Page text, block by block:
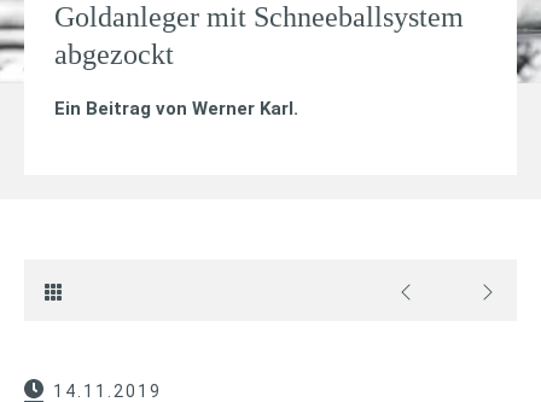
Goldanleger mit Schneeballsystem
abgezockt
Ein Beitrag von Werner Karl.
14.11.2019